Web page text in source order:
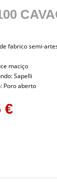
fabrico semi-
maciço
Sapelli
Poro aberto
€